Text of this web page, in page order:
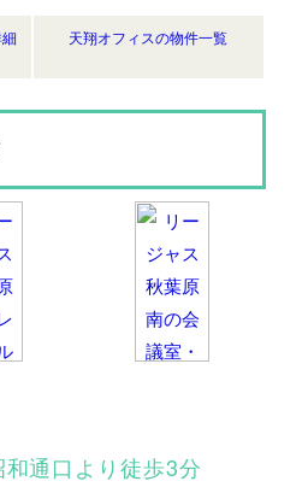
天翔オフィスの物件一覧
通口より徒歩3分